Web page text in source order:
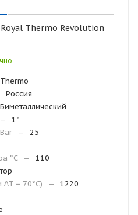
Thermo Revolution
Россия
Биметаллический
—
1"
—
25
°С
—
110
∆T = 70°C)
—
1220